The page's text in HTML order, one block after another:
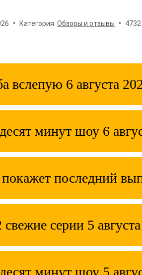
Категория: Обзоры и отзывы
вслепую 6 августа
минут шоу 6
последний
серии 5